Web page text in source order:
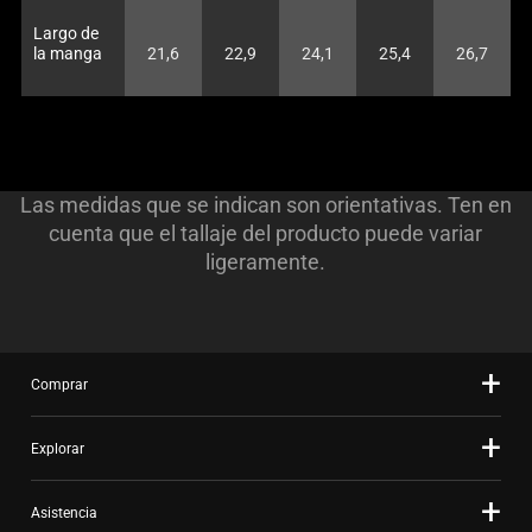
Largo de
la manga
21,6 22,9 24,1 25,4 26,7
Las medidas que se indican son orientativas. Ten en
cuenta que el tallaje del producto puede variar
ligeramente.
Comprar
Explorar
Asistencia